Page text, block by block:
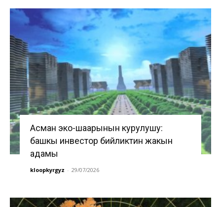
Асман эко-шаарынын курулушу:
башкы инвестор бийликтин жакын
адамы
kloopkyrgyz - 29/07/2026